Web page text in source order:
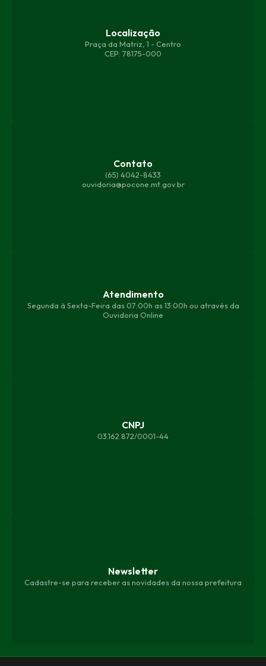
Localização
Praça da Matriz, 1 - Centro
CEP: 78175-000
Contato
(65) 4042-8433
ouvidoria@pocone.mt.gov.br
Atendimento
Segunda à Sexta-Feira das 07:00h as 13:00h ou através da
Ouvidoria Online
CNPJ
03.162.872/0001-44
Newsletter
Cadastre-se para receber as novidades da nossa prefeitura